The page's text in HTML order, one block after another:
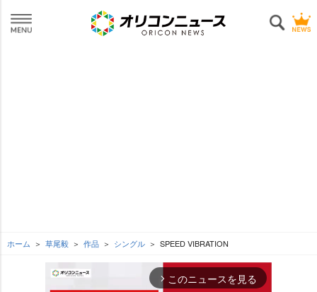
ホーム 草尾毅 作品 シングル SPEED VIBRATION
arrow_forward_ios このニュースを見る